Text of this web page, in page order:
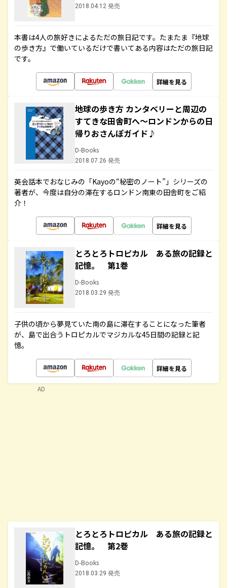
2018.04.12 発売
本書は4人の旅好きによるただの旅日記です。たまたま『地球
の歩き方』で働いているだけで書いてある内容はただの旅日記
です。
詳細を見る
地球の歩き方 カンタベリーと周辺の
すてきな田舎町へ～ロンドンからの日
帰りおさんぽガイド♪
D-Books
2018.07.26 発売
英会話本でおなじみの「Kayoの“秘密のノート”」シリーズの
著者が、今度は自分の滞在するロンドン南東の田舎町をご紹
介！
詳細を見る
とろとろトロピカル ある旅の記録と
記憶。 第1巻
D-Books
2018.03.29 発売
子供の頃から夢見ていた南の島に滞在することになった筆者
が、島で出合うトロピカルでマジカルな45日間の記録と記
憶。
詳細を見る
とろとろトロピカル ある旅の記録と
記憶。 第2巻
D-Books
2018.03.29 発売
AD